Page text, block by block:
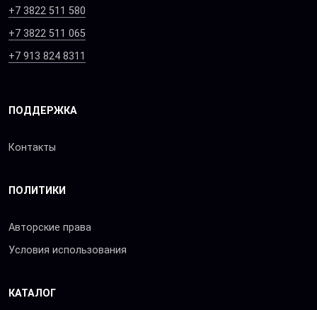
+7 3822 511 580
+7 3822 511 065
+7 913 824 8311
ПОДДЕРЖКА
Контакты
ПОЛИТИКИ
Авторские права
Условия использования
КАТАЛОГ